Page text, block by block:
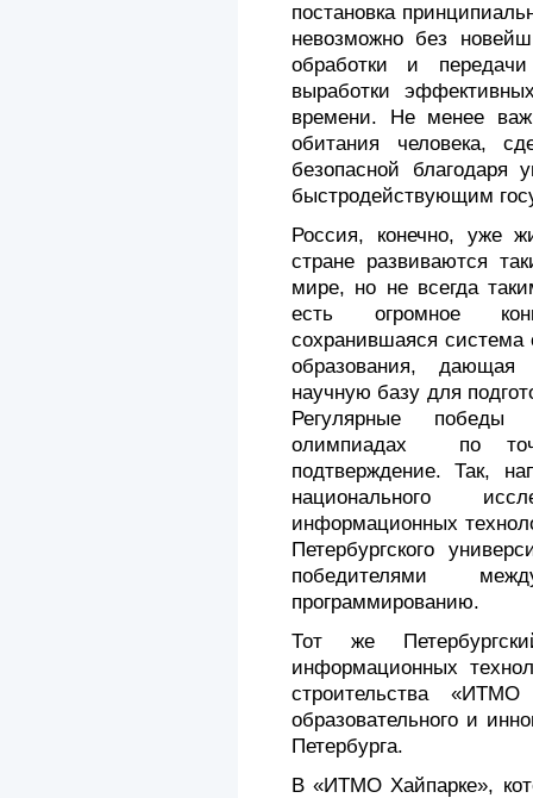
постановка
невозможно без
обработки и
выработки
времени. Не менее
обитания человека,
безопасной
быстродействующим
Россия, конечно, уже
стране развиваются
мире, но не всегда
есть огромное
сохранившаяся система
образования, дающая
научную базу для
Регулярные победы
олимпиадах по
подтверждение. Так,
национального
информационных
Петербургского
победителями
программированию.
Тот же
информационных
строительства
образовательного и
Петербурга.
В «ИТМО Хайпарке»,